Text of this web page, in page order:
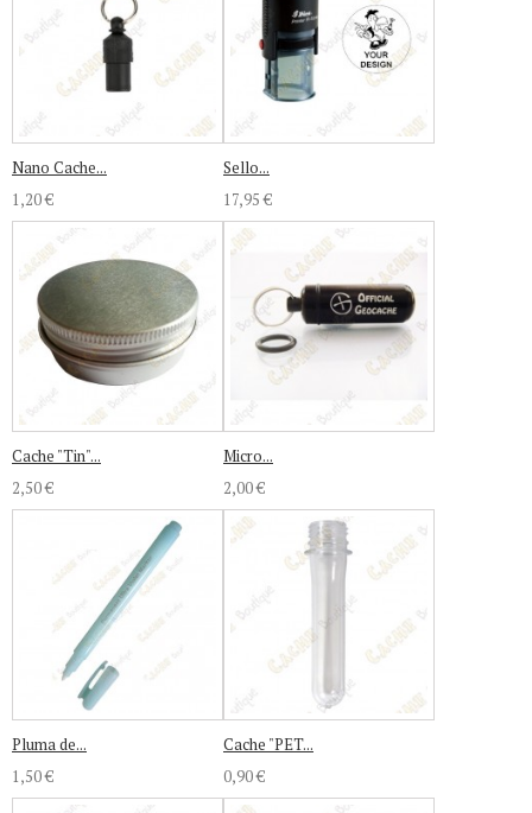
Nano Cache...
1,20 €
Sello...
17,95 €
Cache "Tin"...
2,50 €
Micro...
2,00 €
Pluma de...
1,50 €
Cache "PET...
0,90 €